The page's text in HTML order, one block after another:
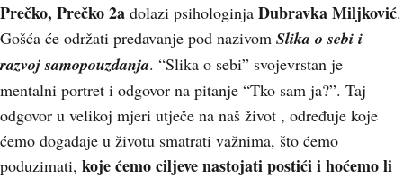
Prečko, Prečko 2a dolazi psihologinja Dubravka Miljković.
Gošća će održati predavanje pod nazivom Slika o sebi i
razvoj samopouzdanja. “Slika o sebi” svojevrstan je
mentalni portret i odgovor na pitanje “Tko sam ja?”. Taj
odgovor u velikoj mjeri utječe na naš život , određuje koje
ćemo događaje u životu smatrati važnima, što ćemo
poduzimati, koje ćemo ciljeve nastojati postići i hoćemo li